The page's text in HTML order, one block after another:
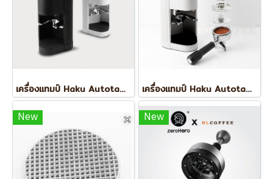
เครื่องแทมป์ Haku Autotamp Machine เครื่องแทมป์ Haku Autotamp Machine White
New New